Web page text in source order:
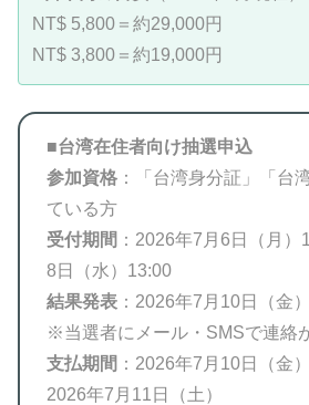
NT$ 5,800＝約29,000円
NT$ 3,800＝約19,000円
■台湾在住者向け抽選申込
参加資格 ：「台湾身分証」「台
ている方
受付期間 ：2026年7月6日（月）
8日（水）13:00
結果発表 ：2026年7月10日（金
※当選者にメール・SMSで連絡
支払期間 ：2026年7月10日（金
2026年7月11日（土）